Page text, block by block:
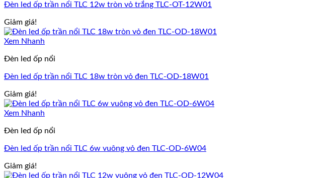
Đèn led ốp trần nổi TLC 12w tròn vỏ trắng TLC-OT-12W01
Giảm giá!
Xem Nhanh
Đèn led ốp nổi
Đèn led ốp trần nổi TLC 18w tròn vỏ đen TLC-OD-18W01
Giảm giá!
Xem Nhanh
Đèn led ốp nổi
Đèn led ốp trần nổi TLC 6w vuông vỏ đen TLC-OD-6W04
Giảm giá!